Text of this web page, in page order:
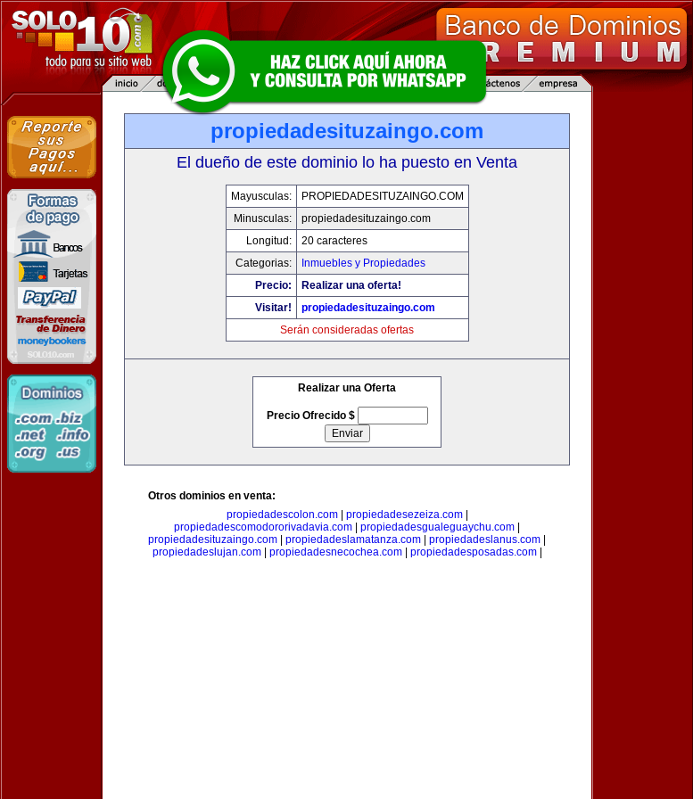
propiedadesituzaingo.com
El dueño de este dominio lo ha puesto en Venta
Mayusculas:
PROPIEDADESITUZAINGO.COM
Minusculas:
propiedadesituzaingo.com
Longitud:
20 caracteres
Categorias:
Inmuebles y Propiedades
Precio:
Realizar una oferta!
Visitar!
propiedadesituzaingo.com
Serán consideradas ofertas
Realizar una Oferta
Precio Ofrecido $
Otros dominios en venta:
propiedadescolon.com| propiedadesezeiza.com|
propiedadescomodororivadavia.com
propiedadesgualeguaychu.com
propiedadesituzaingo.com
propiedadeslamatanza.com propiedadeslanus.com
propiedadeslujan.com| propiedadesnecochea.com| propiedadesposadas.com|